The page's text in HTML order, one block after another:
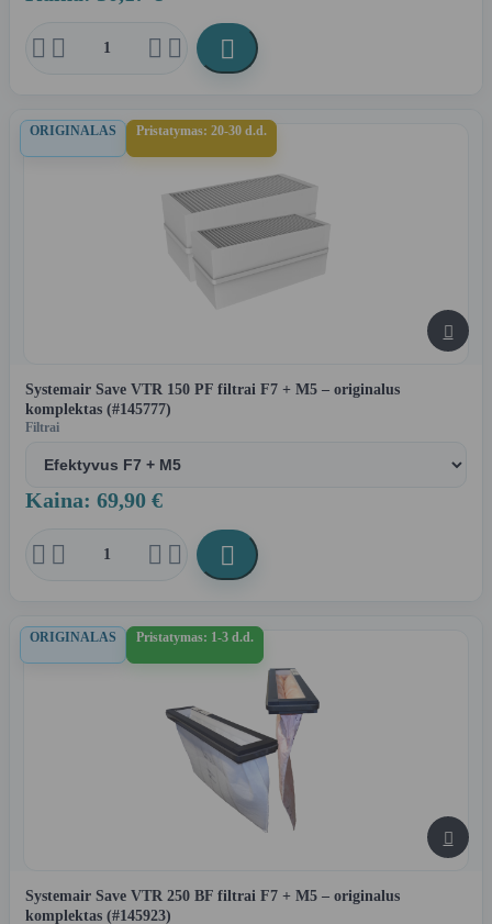
    
ORIGINALAS Pristatymas: 20-30 d.d.

Systemair Save VTR 150 PF filtrai F7 + M5 – originalus
komplektas (#145777)
Filtrai
Kaina: 69,90 €
    
ORIGINALAS Pristatymas: 1-3 d.d.

Systemair Save VTR 250 BF filtrai F7 + M5 – originalus
komplektas (#145923)